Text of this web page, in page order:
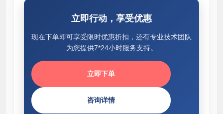
立即行动，享受优惠
现在下单即可享受限时优惠折扣，还有专业技术团队
为您提供7*24小时服务支持。
立即下单
咨询详情